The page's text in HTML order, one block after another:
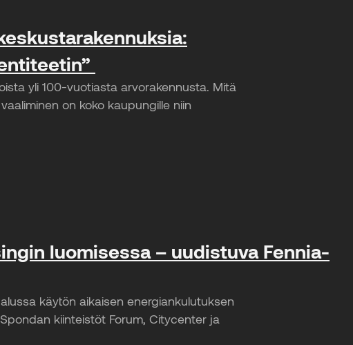
yli 100-vuotiasta arvorakennusta. Mitä
on koko kaupungille niin
luomisessa – uudistuva Fennia-
käytön aikaisen energiankulutuksen
kiinteistöt Forum, Citycenter ja